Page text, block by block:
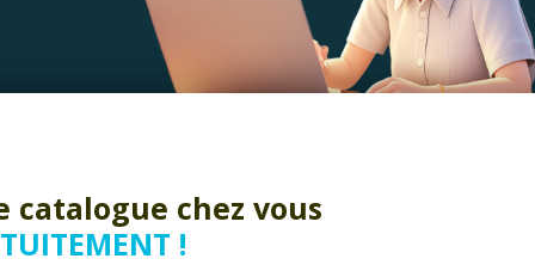
catalogue chez vous
!